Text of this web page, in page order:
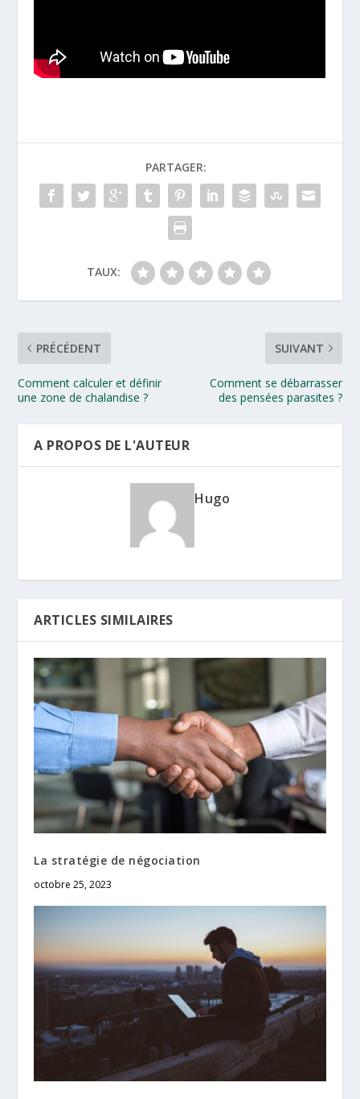
PARTAGER:
TAUX:
PRÉCÉDENT
Comment calculer et définir
une zone de chalandise ?
SUIVANT
Comment se débarrasser
des pensées parasites ?
A PROPOS DE L'AUTEUR
Hugo
ARTICLES SIMILAIRES
La stratégie de négociation
octobre 25, 2023